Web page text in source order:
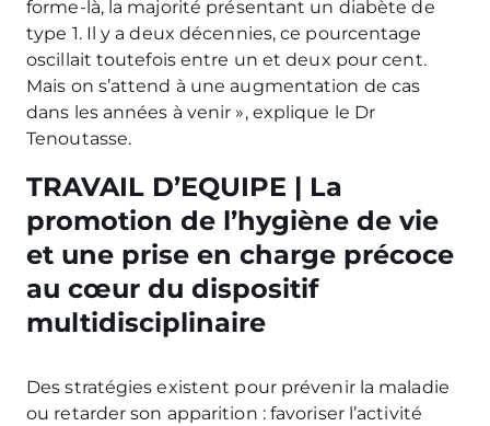
forme-là, la majorité présentant un diabète de
type 1. Il y a deux décennies, ce pourcentage
oscillait toutefois entre un et deux pour cent.
Mais on s’attend à une augmentation de cas
dans les années à venir », explique le Dr
Tenoutasse.
TRAVAIL D’EQUIPE | La
promotion de l’hygiène de vie
et une prise en charge précoce
au cœur du dispositif
multidisciplinaire
Des stratégies existent pour prévenir la maladie
ou retarder son apparition : favoriser l’activité